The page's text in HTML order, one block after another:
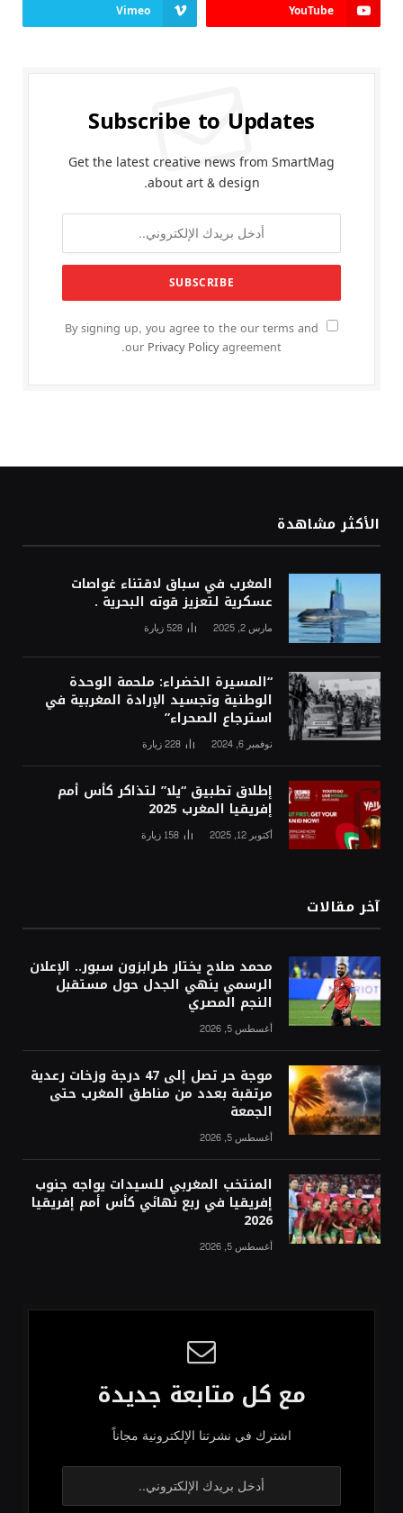
YouTube
Vimeo
Subscribe to Updates
Get the latest creative news from SmartMag
about art & design.
By signing up, you agree to the our terms and
our Privacy Policyagreement.
الأكثر مشاهدة
المغرب في سباق لاقتناء غواصات
عسكرية لتعزيز قوته البحرية .
مارس 2, 2025 528 زيارة
“المسيرة الخضراء: ملحمة الوحدة
الوطنية وتجسيد الإرادة المغربية في
استرجاع الصحراء”
نوفمبر 6, 2024 228زيارة
إطلاق تطبيق “يلا” لتذاكر كأس أمم
إفريقيا المغرب 2025
أكتوبر 12, 2025 158 زيارة
آخر مقالات
محمد صلاح يختار طرابزون سبور.. الإعلان
الرسمي ينهي الجدل حول مستقبل
النجم المصري
أغسطس 5, 2026
موجة حر تصل إلى 47 درجة وزخات رعدية
مرتقبة بعدد من مناطق المغرب حتى
الجمعة
أغسطس 5, 2026
المنتخب المغربي للسيدات يواجه جنوب
إفريقيا في ربع نهائي كأس أمم إفريقيا
2026
أغسطس 5, 2026
مع كل متابعة جديدة
اشترك في نشرتنا الإلكترونية مجاناً